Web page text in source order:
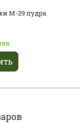
М-29 пудра